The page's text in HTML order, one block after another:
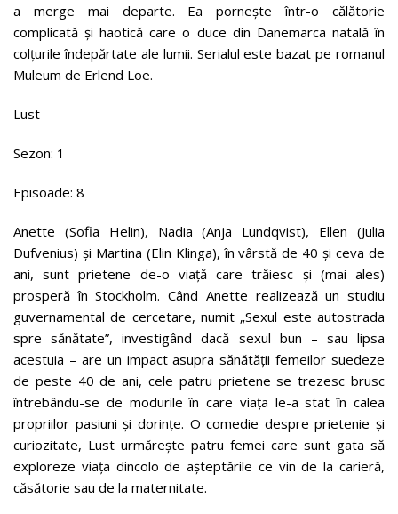
a merge mai departe. Ea pornește într-o călătorie
complicată și haotică care o duce din Danemarca natală în
colțurile îndepărtate ale lumii. Serialul este bazat pe romanul
Muleum de Erlend Loe.
Lust
Sezon: 1
Episoade: 8
Anette (Sofia Helin), Nadia (Anja Lundqvist), Ellen (Julia
Dufvenius) și Martina (Elin Klinga), în vârstă de 40 și ceva de
ani, sunt prietene de-o viață care trăiesc și (mai ales)
prosperă în Stockholm. Când Anette realizează un studiu
guvernamental de cercetare, numit „Sexul este autostrada
spre sănătate”, investigând dacă sexul bun – sau lipsa
acestuia – are un impact asupra sănătății femeilor suedeze
de peste 40 de ani, cele patru prietene se trezesc brusc
întrebându-se de modurile în care viața le-a stat în calea
propriilor pasiuni și dorințe. O comedie despre prietenie și
curiozitate, Lust urmărește patru femei care sunt gata să
exploreze viața dincolo de așteptările ce vin de la carieră,
căsătorie sau de la maternitate.